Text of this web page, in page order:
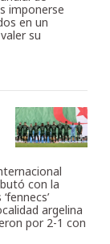
imponerse
en un
su
con la
argelina
por 2-1 con